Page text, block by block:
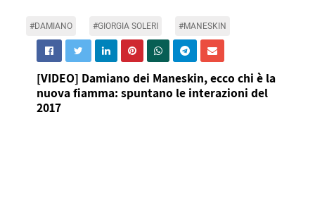
#DAMIANO #GIORGIA SOLERI #MANESKIN
[VIDEO] Damiano dei Maneskin, ecco chi è la
nuova fiamma: spuntano le interazioni del
2017